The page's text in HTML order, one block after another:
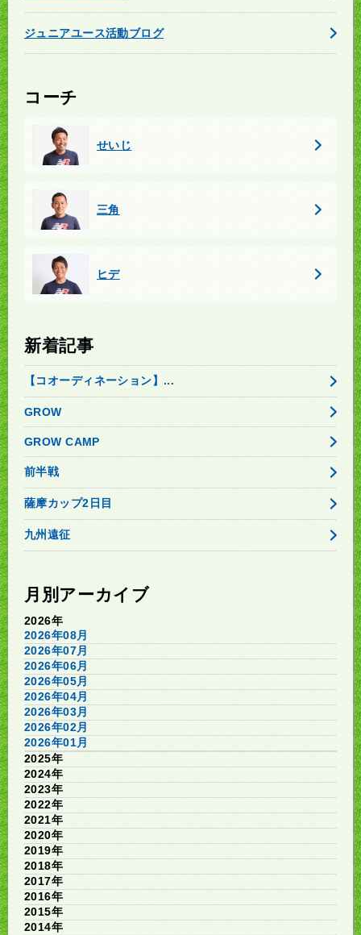
ジュニアユース活動ブログ
コーチ
せいじ
三角
ヒデ
新着記事
【コオーディネーション】...
GROW
GROW CAMP
前半戦
薩摩カップ2日目
九州遠征
月別アーカイブ
2026年
2026年08月
2026年07月
2026年06月
2026年05月
2026年04月
2026年03月
2026年02月
2026年01月
2025年
2024年
2023年
2022年
2021年
2020年
2019年
2018年
2017年
2016年
2015年
2014年